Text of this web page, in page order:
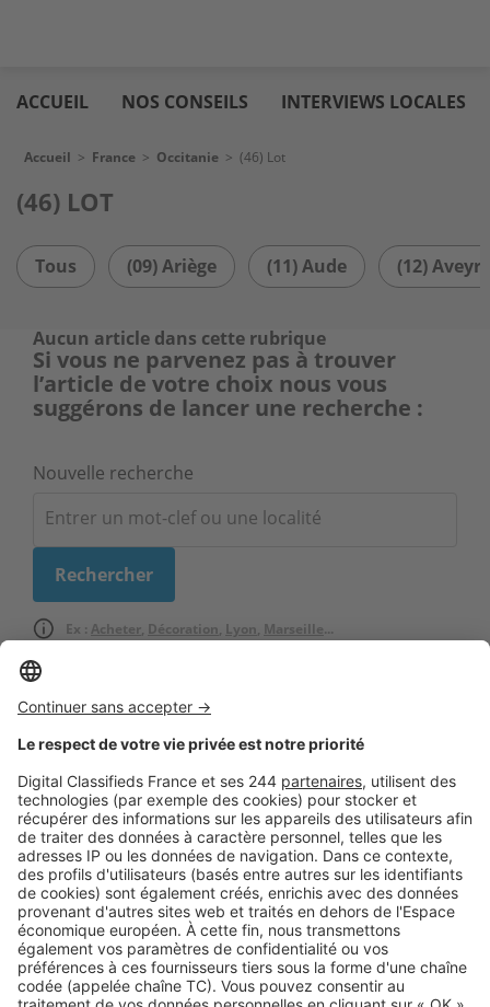
au
contenu
immo
ACCUEIL NOS CONSEILS INTERVIEWS LOCALES
Fil d'Ariane
Accueil > France > Occitanie > (46) Lot
(46) LOT
Tous (09) Ariège (11) Aude (12)
Aucun article dans cette rubrique
Si vous ne parvenez pas à trouver
l’article de votre choix nous vous
suggérons de lancer une recherche :
Nouvelle recherche
Ex : Acheter, Décoration, Lyon, Marseille...
Logic-Immo c’est aussi …
Retrouvez-nous sur …
A propos